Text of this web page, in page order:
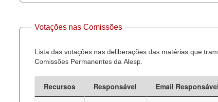
Votações nas Comissões
Lista das votações nas deliberações das matérias que
Comissões Permanentes da Alesp.
Recursos Responsável
Email